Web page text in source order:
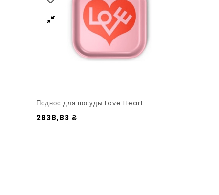
Поднос для посуды Love Heart
2838,83 ₴